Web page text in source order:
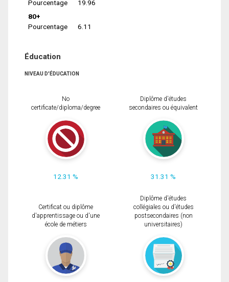
Pourcentage
19.96
80+
Pourcentage
6.11
Éducation
NIVEAU D'ÉDUCATION
No
certificate/diploma/degree
12.31 %
Diplôme d'études
secondaires ou équivalent
31.31 %
Certificat ou diplôme
d'apprentissage ou d'une
école de métiers
Diplôme d'études
collégiales ou d'études
postsecondaires (non
universitaires)